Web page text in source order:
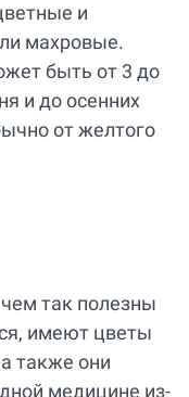
и
махровые.
быть от 3 до
и до осенних
от желтого
так полезны
имеют цветы
также они
медицине из-